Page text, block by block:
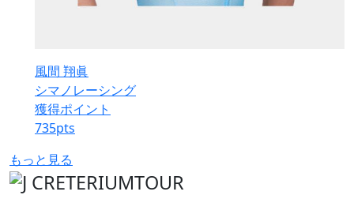
風間 翔眞
シマノレーシング
獲得ポイント
735pts
もっと見る